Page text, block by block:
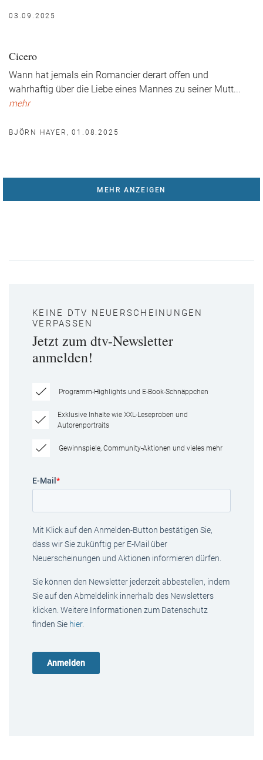
03.09.2025
Cicero
Wann hat jemals ein Romancier derart offen und
wahrhaftig über die Liebe eines Mannes zu seiner Mutt...
mehr
BJÖRN HAYER, 01.08.2025
MEHR ANZEIGEN
KEINE DTV NEUERSCHEINUNGEN
VERPASSEN
Jetzt zum dtv-Newsletter
anmelden!
Programm-Highlights und E-Book-Schnäppchen
Exklusive Inhalte wie XXL-Leseproben und
Autorenportraits
Gewinnspiele, Community-Aktionen und vieles mehr
E-Mail *
Mit Klick auf den Anmelden-Button bestätigen Sie,
dass wir Sie zukünftig per E-Mail über
Neuerscheinungen und Aktionen informieren dürfen.
Sie können den Newsletter jederzeit abbestellen, indem
Sie auf den Abmeldelink innerhalb des Newsletters
klicken. Weitere Informationen zum Datenschutz
finden Sie hier.